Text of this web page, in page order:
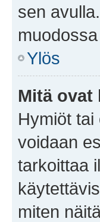
sen
Ylös
Mitä ovat
Hymiöt
voidaan
tarkoittaa
miten